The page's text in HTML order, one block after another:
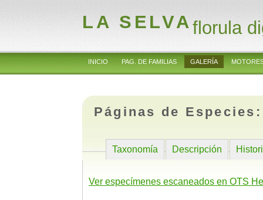
LA SELVAflorula
INICIO PAG. DE FAMILIAS GALERÍA
Páginas de
Taxonomía Descripción
Ver especímenes escaneados en OTS